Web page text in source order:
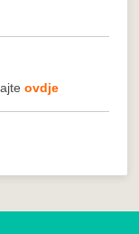
ovdje